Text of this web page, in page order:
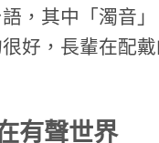
，其中「濁音
好，長輩在配
有聲世界